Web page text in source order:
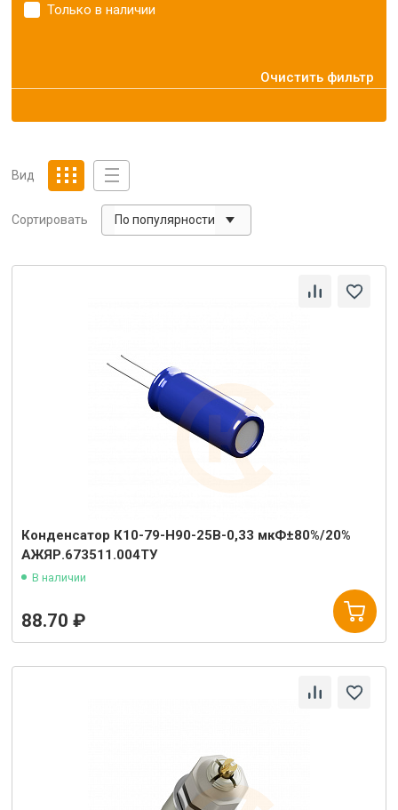
Только в наличии
Очистить фильтр
Вид
Сортировать По популярности
Конденсатор К10-79-Н90-25В-0,33 мкФ±80%/20%
АЖЯР.673511.004ТУ
В наличии
88.70 ₽